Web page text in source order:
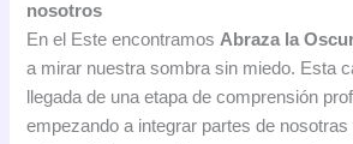
nosotros
En el Este encontramosAbraza la
a mirar nuestra sombra sin miedo. Esta
llegada de una etapa de comprensión
empezando a integrar partes de